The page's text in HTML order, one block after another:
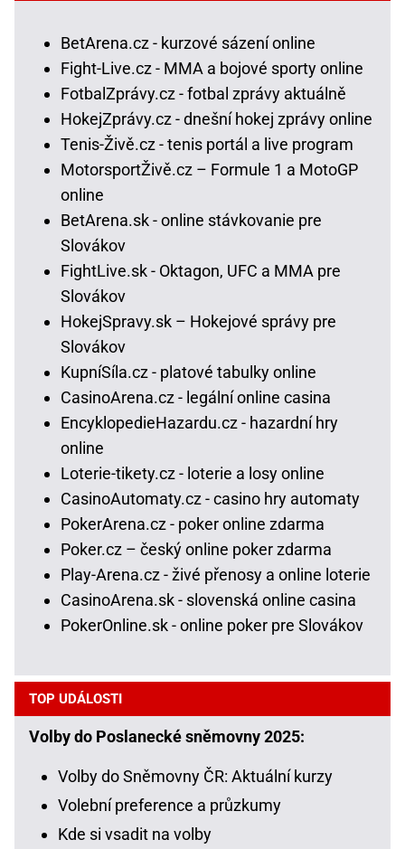
BetArena.cz - kurzové sázení online
Fight-Live.cz - MMA a bojové sporty online
FotbalZprávy.cz - fotbal zprávy aktuálně
HokejZprávy.cz - dnešní hokej zprávy online
Tenis-Živě.cz - tenis portál a live program
MotorsportŽivě.cz – Formule 1 a MotoGP
online
BetArena.sk - online stávkovanie pre
Slovákov
FightLive.sk - Oktagon, UFC a MMA pre
Slovákov
HokejSpravy.sk – Hokejové správy pre
Slovákov
KupníSíla.cz - platové tabulky online
CasinoArena.cz - legální online casina
EncyklopedieHazardu.cz - hazardní hry
online
Loterie-tikety.cz - loterie a losy online
CasinoAutomaty.cz - casino hry automaty
PokerArena.cz - poker online zdarma
Poker.cz – český online poker zdarma
Play-Arena.cz - živé přenosy a online loterie
CasinoArena.sk - slovenská online casina
PokerOnline.sk - online poker pre Slovákov
TOP UDÁLOSTI
Volby do Poslanecké sněmovny 2025:
Volby do Sněmovny ČR: Aktuální kurzy
Volební preference a průzkumy
Kde si vsadit na volby